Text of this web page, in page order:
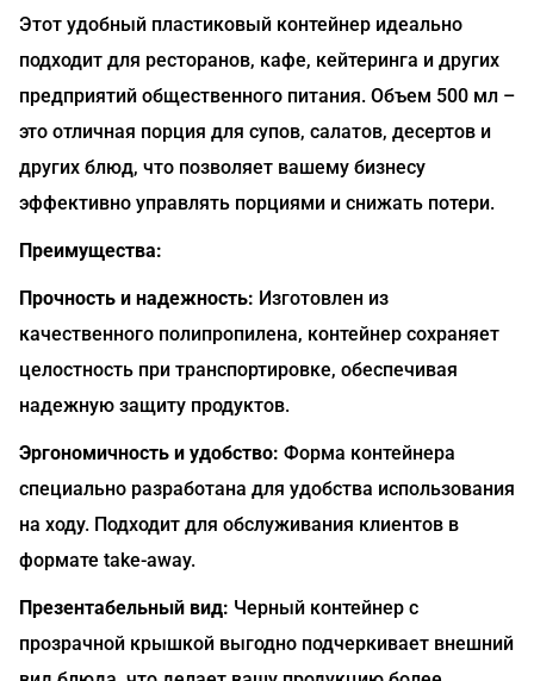
Этот удобный пластиковый контейнер идеально
подходит для ресторанов, кафе, кейтеринга и других
предприятий общественного питания. Объем 500 мл –
это отличная порция для супов, салатов, десертов и
других блюд, что позволяет вашему бизнесу
эффективно управлять порциями и снижать потери.
Преимущества:
Прочность и надежность: Изготовлен из
качественного полипропилена, контейнер сохраняет
целостность при транспортировке, обеспечивая
надежную защиту продуктов.
Эргономичность и удобство: Форма контейнера
специально разработана для удобства использования
на ходу. Подходит для обслуживания клиентов в
формате take-away.
Презентабельный вид: Черный контейнер с
прозрачной крышкой выгодно подчеркивает внешний